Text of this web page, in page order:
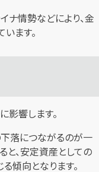
ナ情勢などにより、金
ます。
影響します。
落につながるのが一
と、安定資産としての
傾向となります。